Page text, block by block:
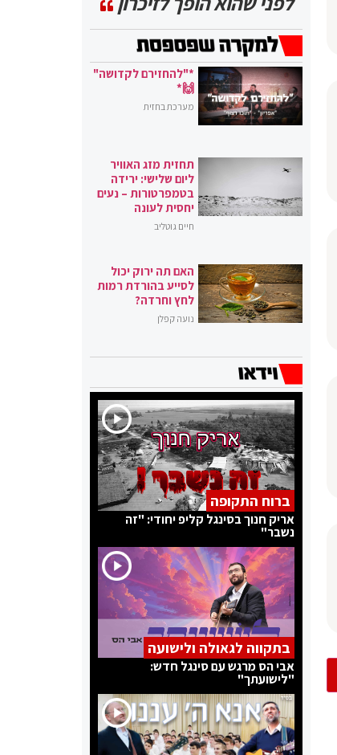
*"להחזירם לקדושה"
🙌*
מערכת בחזית
תחזית מזג האוויר
ליום שלישי: ירידה
בטמפרטורות – נעים
יחסית לעונה
חיים גוטליב
האם תה ירוק יכול
לסייע בהורדת רמות
לחץ וחרדה?
נועה קפלן
ברוח התקופה
אריק חנוך בסינגל קליפ יחודי: "זה
נשבר"
בתקווה לגאולה ולישועה
אבי הס מרגש עם סינגל חדש:
"לישועתך"